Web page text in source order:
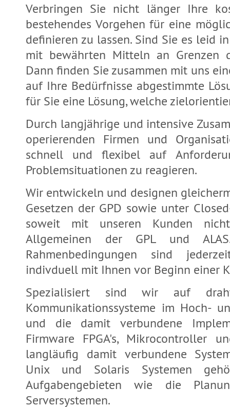
Verbringen Sie nicht länger Ihre
bestehendes Vorgehen für eine
definieren zu lassen. Sind Sie es leid
mit bewährten Mitteln an Grenzen
Dann finden Sie zusammen mit uns
auf Ihre Bedürfnisse abgestimmte
für Sie eine Lösung, welche
Durch langjährige und intensive
operierenden Firmen und
schnell und flexibel auf
Problemsituationen zu reagieren.
Wir entwickeln und designen
Gesetzen der GPD sowie unter
soweit mit unseren Kunden
Allgemeinen der GPL und
Rahmenbedingungen sind
indivduell mit Ihnen vor Beginn einer
Spezialisiert sind wir auf
Kommunikationssysteme im Hoch-
und die damit verbundene
Firmware FPGA's, Mikrocontroller
langläufig damit verbundene
Unix und Solaris Systemen
Aufgabengebieten wie die
Serversystemen.